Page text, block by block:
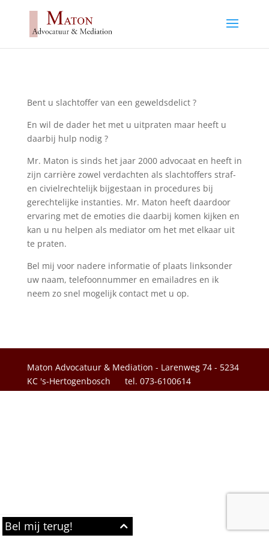
Bent u slachtoffer van een geweldsdelict ?
En wil de dader het met u uitpraten maar heeft u
daarbij hulp nodig ?
Mr. Maton is sinds het jaar 2000 advocaat en heeft in
zijn carrière zowel verdachten als slachtoffers straf-
en civielrechtelijk bijgestaan in procedures bij
gerechtelijke instanties. Mr. Maton heeft daardoor
ervaring met de emoties die daarbij komen kijken en
kan u nu helpen als mediator om het met elkaar uit
te praten.
Bel mij voor nadere informatie of plaats linksonder
uw naam, telefoonnummer en emailadres en ik
neem zo snel mogelijk contact met u op.
Maton Advocatuur & Mediation - Larenweg 74 - 5234
KC 's-Hertogenbosch
tel. 073-6100614
Bel mij terug!